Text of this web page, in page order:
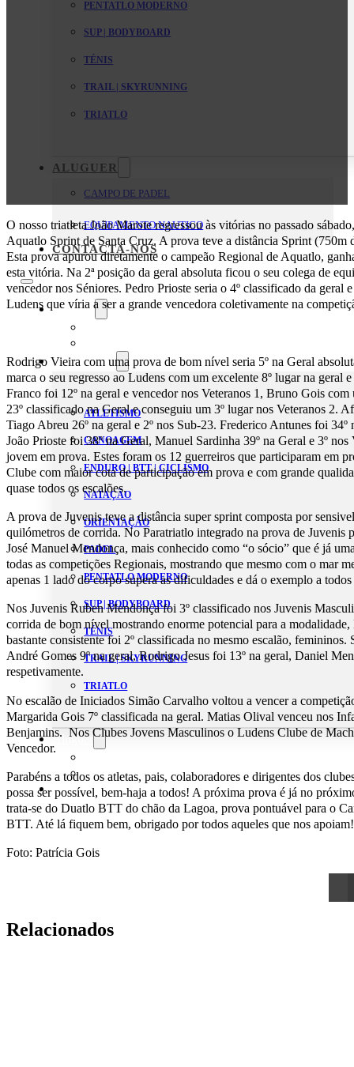
PENTATLO MODERNO
SUP | BODYBOARD
TÉNIS
TRAIL | SKYRUNNING
TRIATLO
ALUGUER
CAMPO DE PADEL
EQUIPAMENTO NAUTICO
CONTACTA-NOS
O Clube
Modalidades
ATLETISMO
CANOAGEM
ENDURO | BTT | CICLISMO
NATAÇÃO
ORIENTAÇÃO
PADEL
PENTATLO MODERNO
SUP | BODYBOARD
TÉNIS
TRAIL | SKYRUNNING
TRIATLO
Aluguer
Equipamento Nautico
Contacta-nos
O nosso triatleta João Marote regressou às vitórias no passado
Aquatlo Sprint de Santa Cruz. A prova teve a distância Sprint (750m
Esta prova apurou diretamente o campeão Regional de Aquatlo,
esta vitória. Na 2ª posição da geral absoluta ficou o seu colega de
vencedor nos Séniores. Pedro Prioste seria o 4º classificado da geral
Ludens que víria a ser a grande vencedora coletivamente na
Rodrigo Vieira com uma prova de bom nível seria 5º na Geral
marca o seu regresso ao Ludens com um excelente 8º lugar na geral
Franco foi 12º na geral e vencedor nos Veteranos 1, Bruno Gois
23º classificado na Geral e conseguiu um 3º lugar nos Veteranos 2.
Tiago Abreu 26º na geral e 2º nos Sub-23. Frederico Antunes foi 34º
João Prioste foi 38º na Geral, Manuel Sardinha 39º na Geral e 3º nos
jovem em prova. Estes foram os 12 guerreiros que participaram em
Clube com maior cota de participação em prova e com grande
quase todos os escalões.
A prova de Juvenis teve a distância super sprint composta por
quilómetros de corrida. No Paratriatlo integrado na prova de Juvenis
José Manuel Mendonça, mais conhecido como “o sócio” que é já
todas as competições Regionais, mostrando que mesmo com o mar
apenas 1 lado do corpo supera as dificuldades e dá o exemplo a
Nos Juvenis Ruben Mendonça foi 3º classificado nos Juvenis
corrida de bom nível mostrando enorme potencial para a
bastante consistente foi 2º classificada no mesmo escalão, femininos.
André Gomes 9º na geral, Rodrigo Jesus foi 13º na geral, Daniel
respetivamente.
No escalão de Iniciados Simão Carvalho voltou a vencer a
Margarida Gois 7º classificada na geral. Matias Olival venceu nos
Benjamins. Nos Clubes Jovens Masculinos o Ludens Clube de
Vencedor.
Parabéns a todos os atletas, pais, colaboradores e dirigentes dos
possa ser possível, bem-haja a todos! A próxima prova é já no
trata-se do Duatlo BTT do chão da Lagoa, prova pontuável para o
BTT. Até lá fiquem bem, obrigado por todos aqueles que nos
Foto: Patrícia Gois
Relacionados